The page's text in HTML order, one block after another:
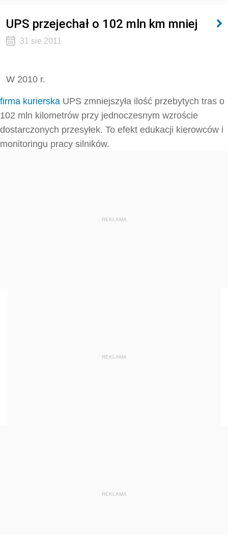
UPS przejechał o 102 mln km mniej
31 sie 2011
W 2010 r.
firma kurierska UPS zmniejszyła ilość przebytych tras o
102 mln kilometrów przy jednoczesnym wzroście
dostarczonych przesyłek. To efekt edukacji kierowców i
monitoringu pracy silników.
REKLAMA
REKLAMA
REKLAMA